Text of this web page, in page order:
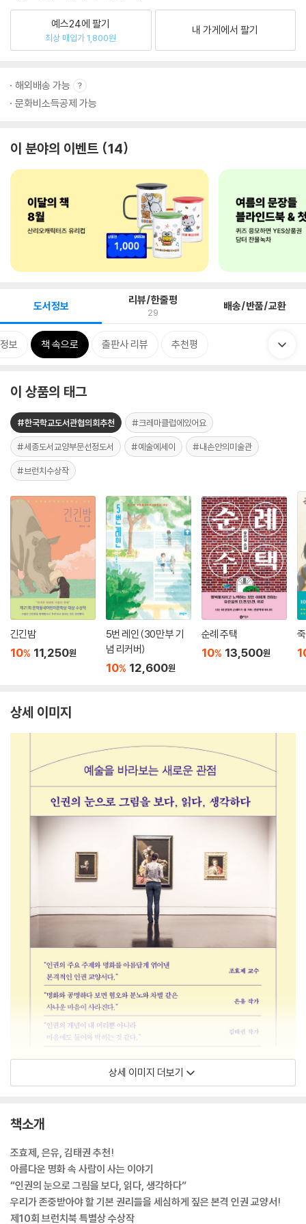
예스24에 팔기
최상 매입가 1,800원
내 가게에서 팔기
해외배송 가능
문화비소득공제 가능
이 분야의 이벤트 14
도서정보 리뷰/한줄평
29 배송/반품/교환
보 책 속으로 출판사 리뷰 추천평
이 상품의 태그
#한국학교도서관협의회추천 #크레마클럽에있어요
#세종도서교양부문선정도서 #예술에세이 #내손안의미술관
#브런치수상작
긴긴밤
10% 11,250원
5번 레인 (30만 부 기
념 리커버)
10% 12,600원
순례 주택
10% 13,500원
상세 이미지
상세 이미지 더보기
책소개
조효제, 은유, 김태권 추천!
아름다운 명화 속 사람이 사는 이야기
“인권의 눈으로 그림을 보다, 읽다, 생각하다”
우리가 존중받아야 할 기본 권리들을 세심하게 짚은 본격 인권 교양서!
제10회 브런치북 특별상 수상작